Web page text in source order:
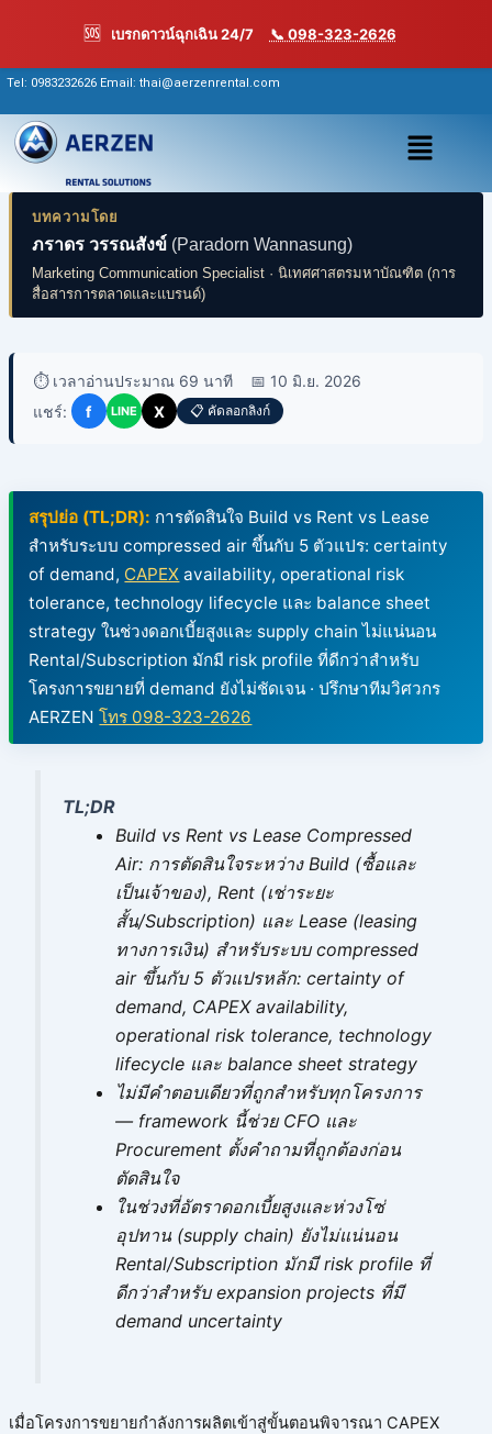
🆘 เบรกดาวน์ฉุกเฉิน 24/7 📞 098-323-2626
content
Tel: 0983232626 Email: thai@aerzenrental.com
เมนู
บทความโดย
ภราดร วรรณสังข์ (Paradorn Wannasung)
Marketing Communication Specialist · นิเทศศาสตรมหาบัณฑิต (การ
สื่อสารการตลาดและแบรนด์)
⏱️ เวลาอ่านประมาณ 69 นาที
📅 10 มิ.ย. 2026
แชร์:
f LINE X 📋 คัดลอกลิงก์
สรุปย่อ (TL;DR): การตัดสินใจ Build vs Rent vs Lease
สำหรับระบบ compressed air ขึ้นกับ 5 ตัวแปร: certainty
of demand, CAPEX availability, operational risk
tolerance, technology lifecycle และ balance sheet
strategy ในช่วงดอกเบี้ยสูงและ supply chain ไม่แน่นอน
Rental/Subscription มักมี risk profile ที่ดีกว่าสำหรับ
โครงการขยายที่ demand ยังไม่ชัดเจน · ปรึกษาทีมวิศวกร
AERZENโทร 098-323-2626
TL;DR
Build vs Rent vs Lease Compressed
Air: การตัดสินใจระหว่าง Build (ซื้อและ
เป็นเจ้าของ), Rent (เช่าระยะ
สั้น/Subscription) และ Lease (leasing
ทางการเงิน) สำหรับระบบ compressed
air ขึ้นกับ 5 ตัวแปรหลัก: certainty of
demand, CAPEX availability,
operational risk tolerance, technology
lifecycle และ balance sheet strategy
ไม่มีคำตอบเดียวที่ถูกสำหรับทุกโครงการ
— framework นี้ช่วย CFO และ
Procurement ตั้งคำถามที่ถูกต้องก่อน
ตัดสินใจ
ในช่วงที่อัตราดอกเบี้ยสูงและห่วงโซ่
อุปทาน (supply chain) ยังไม่แน่นอน
Rental/Subscription มักมี risk profile ที่
ดีกว่าสำหรับ expansion projects ที่มี
demand uncertainty
เมื่อโครงการขยายกำลังการผลิตเข้าสู่ขั้นตอนพิจารณา CAPEX